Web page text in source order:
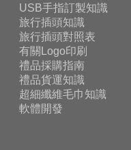
USB手指訂製知識
旅行插頭知識
旅行插頭對照表
有關Logo印刷
禮品採購指南
禮品貨運知識
超細纖維毛巾知識
軟體開發